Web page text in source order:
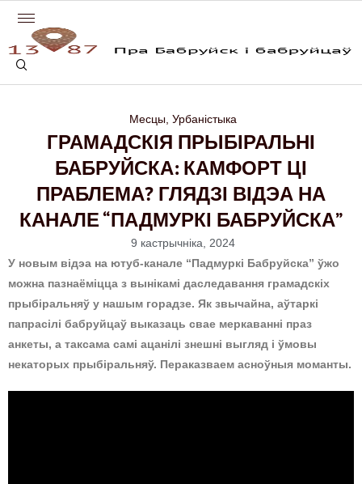
Месцы Урбаністыка
ГРАМАДСКІЯ ПРЫБІРАЛЬНІ
БАБРУЙСКА: КАМФОРТ ЦІ
ПРАБЛЕМА? ГЛЯДЗІ ВІДЭА НА
КАНАЛЕ “ПАДМУРКІ БАБРУЙСКА”
9 кастрычніка, 2024
У новым відэа на ютуб-канале “Падмуркі Бабруйска” ўжо
можна пазнаёміцца з вынікамі даследавання грамадскіх
прыбіральняў у нашым горадзе. Як звычайна, аўтаркі
папрасілі бабруйцаў выказаць свае меркаванні праз
анкеты, а таксама самі ацанілі знешні выгляд і ўмовы
некаторых прыбіральняў. Пераказваем асноўныя моманты.